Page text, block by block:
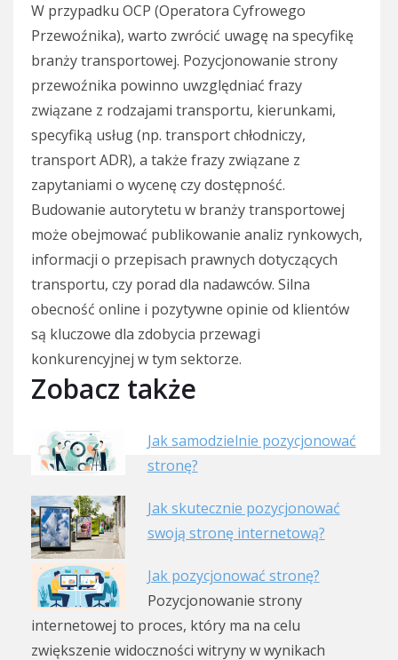
W przypadku OCP (Operatora Cyfrowego
Przewoźnika), warto zwrócić uwagę na specyfikę
branży transportowej. Pozycjonowanie strony
przewoźnika powinno uwzględniać frazy
związane z rodzajami transportu, kierunkami,
specyfiką usług (np. transport chłodniczy,
transport ADR), a także frazy związane z
zapytaniami o wycenę czy dostępność.
Budowanie autorytetu w branży transportowej
może obejmować publikowanie analiz rynkowych,
informacji o przepisach prawnych dotyczących
transportu, czy porad dla nadawców. Silna
obecność online i pozytywne opinie od klientów
są kluczowe dla zdobycia przewagi
konkurencyjnej w tym sektorze.
Zobacz także
Jak samodzielnie pozycjonować
stronę?
Jak skutecznie pozycjonować
swoją stronę internetową?
Jak pozycjonować stronę?
Pozycjonowanie strony
internetowej to proces, który ma na celu
zwiększenie widoczności witryny w wynikach